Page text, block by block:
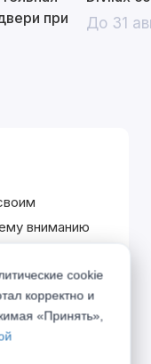
при
До 31
вниманию
города в
блеск стекла
данной
cookie
корректно и
«Принять»,